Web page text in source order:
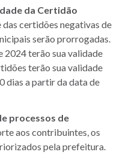
da Certidão
das certidões negativas de
serão prorrogadas.
2024 terão sua validade
terão sua validade
dias a partir da data de
processos de
aos contribuintes, os
pela prefeitura.